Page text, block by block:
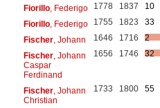
Fiorillo, Federigo 1778 1837
10
Fiorillo, Federigo 1755 1823
33
Fischer, Johann 1646 1716
2
Fischer, Johann
Caspar
Ferdinand
1656 1746 32
Fischer, Johann
Christian
1733 1800 55